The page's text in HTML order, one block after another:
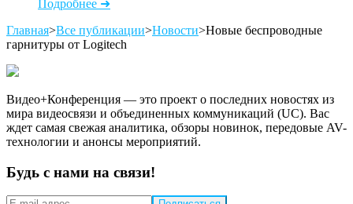
Подробнее ➜
Главная>Все публикации>Новости>Новые беспроводные
гарнитуры от Logitech
Видео+Конференция — это проект о последних новостях из
мира видеосвязи и объединенных коммуникаций (UC). Вас
ждет самая свежая аналитика, обзоры новинок, передовые AV-
технологии и анонсы мероприятий.
Будь с нами на связи!